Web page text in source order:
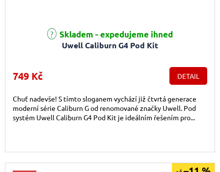
Uwell Caliburn G4 Pod Kit
Průměrné hodnocení produktu je 5,0 z 5 hvězdiček.
Skladem - expedujeme ihned
749 Kč DETAIL
Chuť nadevše! S tímto sloganem vychází již čtvrtá generace
moderní série Caliburn G od renomované značky Uwell. Pod
systém Uwell Caliburn G4 Pod Kit je ideálním řešením pro...